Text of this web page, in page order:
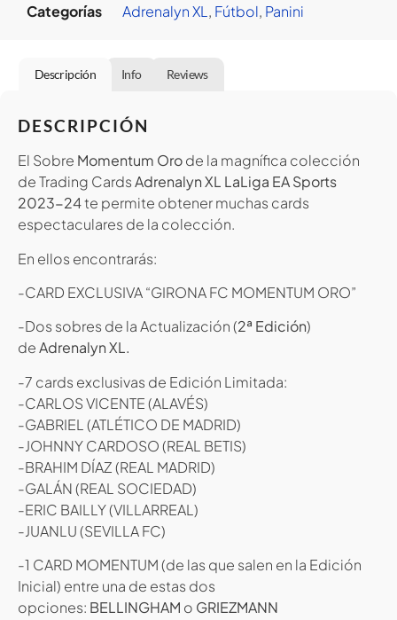
Categorías
Adrenalyn XL , Fútbol, Panini
Descripción Info Reviews
DESCRIPCIÓN
El Sobre Momentum Orode la magnífica colección
de Trading CardsAdrenalyn XL LaLiga EA Sports
2023-24te permite obtener muchas cards
espectaculares de la colección.
En ellos encontrarás:
-CARD EXCLUSIVA “GIRONA FC MOMENTUM ORO”
-Dos sobres de la Actualización (2ª Edición)
deAdrenalyn XL.
-7 cards exclusivas de Edición Limitada:
-CARLOS VICENTE (ALAVÉS)
-GABRIEL (ATLÉTICO DE MADRID)
-JOHNNY CARDOSO (REAL BETIS)
-BRAHIM DÍAZ (REAL MADRID)
-GALÁN (REAL SOCIEDAD)
-ERIC BAILLY (VILLARREAL)
-JUANLU (SEVILLA FC)
-1 CARD MOMENTUM (de las que salen en la Edición
Inicial) entre una de estas dos
opciones: BELLINGHAM o GRIEZMANN